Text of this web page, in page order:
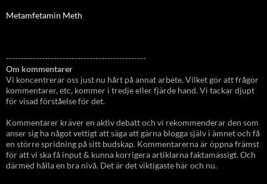
Metamfetamin Meth
-----------------------------------------------
Om kommentarer
Vi koncentrerar oss just nu hårt på annat arbete. Vilket gör att frågor
kommentarer, etc, kommer i tredje eller fjärde hand. Vi tackar djupt
för visad förståelse för det.
Kommentarer kräver en aktiv debatt och vi rekommenderar den som
anser sig ha något vettigt att säga att gärna blogga själv i ämnet och få
en större spridning på sitt budskap. Kommentarerna är öppna främst
för att vi ska få input & kunna korrigera artiklarna faktamässigt. Och
därmed hålla en bra nivå. Det är det viktigaste här och nu.